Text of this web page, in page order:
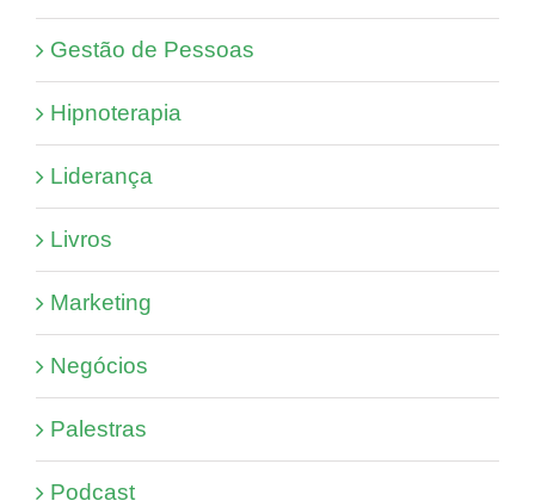
Gestão de Pessoas
Hipnoterapia
Liderança
Livros
Marketing
Negócios
Palestras
Podcast